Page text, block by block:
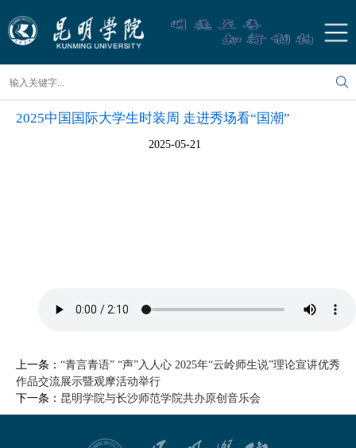
2025中国国际大学生时装周 走进秀场看“国潮”
2025-05-21
上一条： “青言青语” “声”入人心 2025年“云岭师生说”理论宣讲优秀
作品交流展示暨观摩活动举行
下一条： 昆明学院与长沙师范学院共办原创音乐会